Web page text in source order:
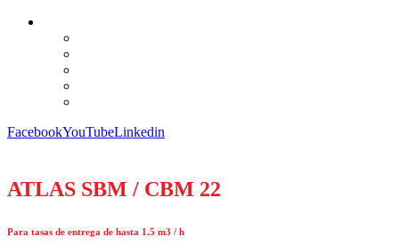
FacebookYouTubeLinkedin
ATLAS SBM / CBM 22
Para tasas de entrega de hasta 1.5 m3 / h